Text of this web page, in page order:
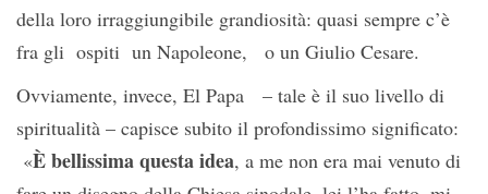
della loro irraggiungibile grandiosità: quasi sempre c’è
fra gli ospiti un Napoleone, o un Giulio Cesare.
Ovviamente, invece, El Papa – tale è il suo livello di
spiritualità – capisce subito il profondissimo significato:
«È bellissima questa idea, a me non era mai venuto di